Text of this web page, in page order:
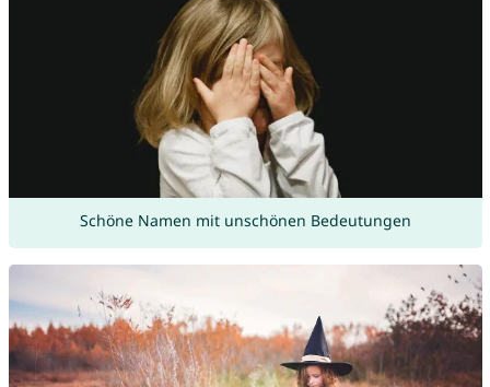
Schöne Namen mit unschönen Bedeutungen